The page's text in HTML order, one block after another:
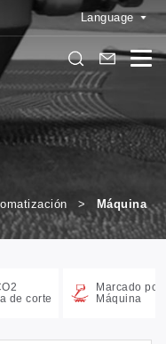
Language
>
Máquina
de corte
Marcado por
Máquina